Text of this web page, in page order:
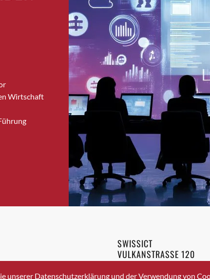
Bonstetten
Bottighofen
Bremgarten bei Bern
Brig-Glis
Bronschhofen
Brugg
Brugg AG
Burgdorf
Bäretswil
Bülach
Cazis
Crissier
Davos Platz
Wirtschaft
336 40 20
SWISSICT
VULKANSTRASSE 120
8048 ZURICH
unserer Datenschutzerklärung und der Verwendung von